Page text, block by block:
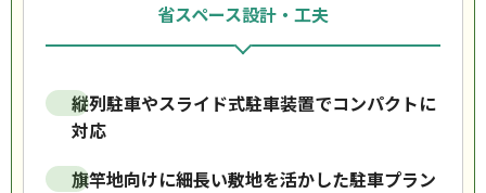
省スペース設計・工夫
縦列駐車やスライド式駐車装置でコンパクトに
対応
旗竿地向けに細長い敷地を活かした駐車プラン